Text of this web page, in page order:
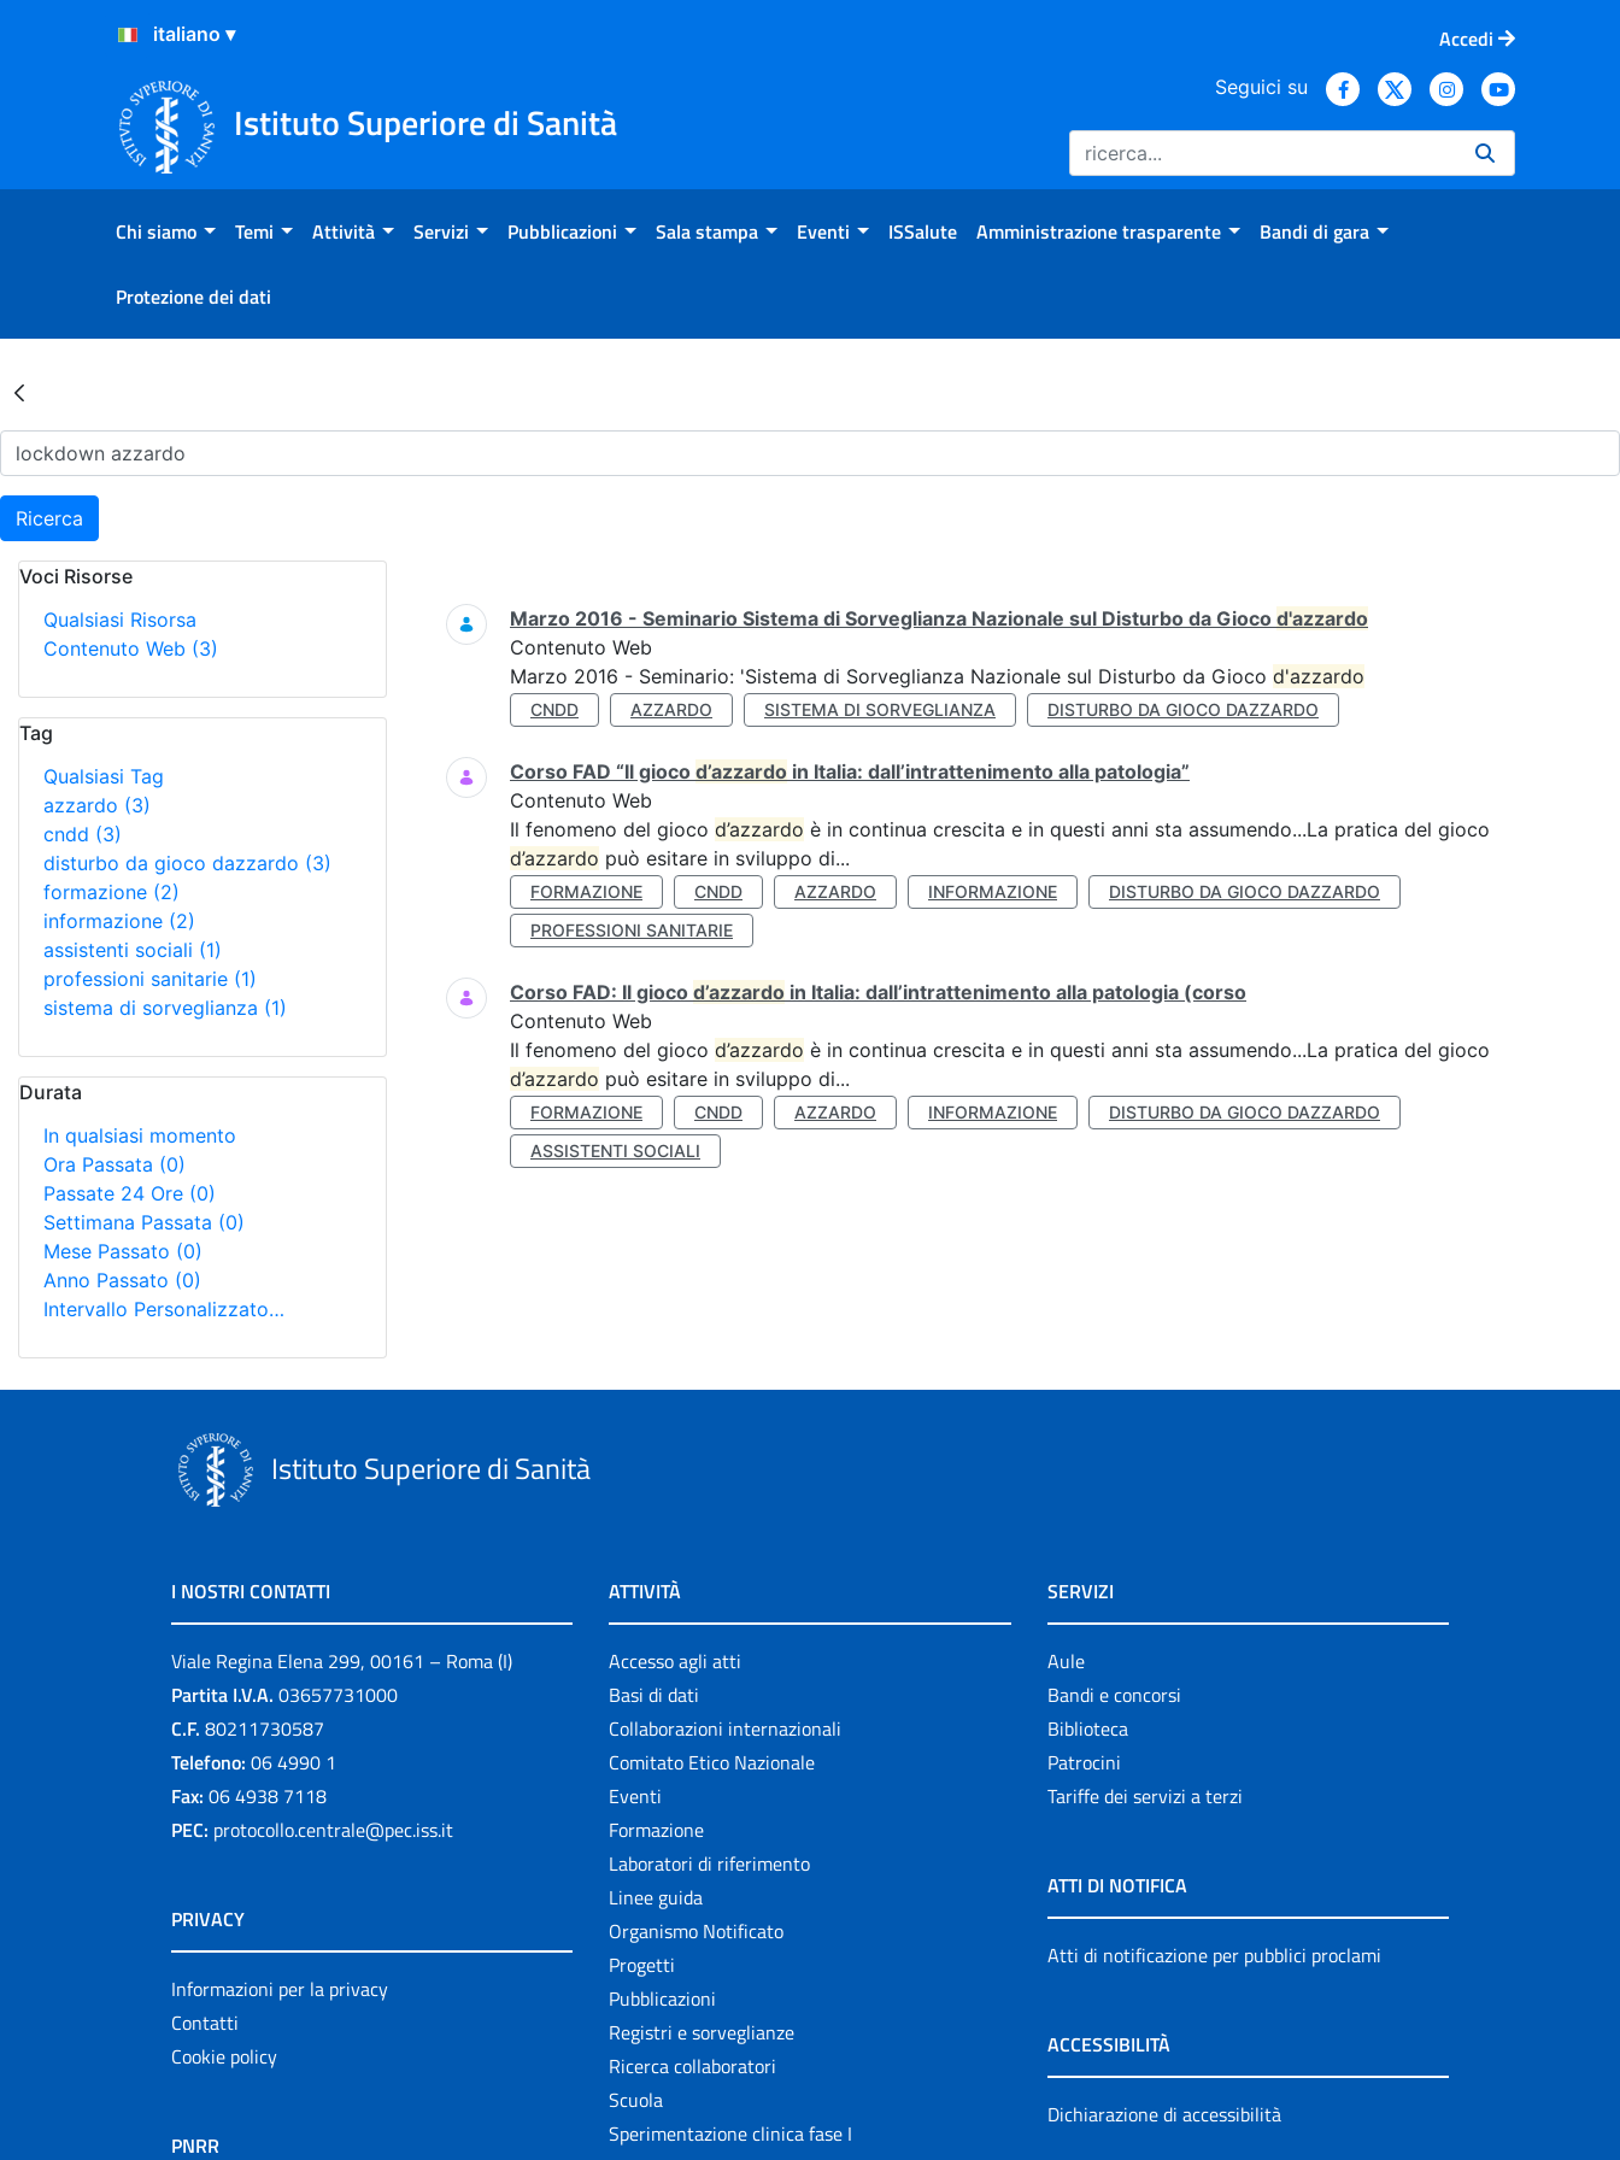
Salta al Contenuto
Salta al Footer
Accedi
Istituto Superiore di Sanità
Seguici su
Chi siamo Temi Attività Servizi Pubblicazioni Sala stampa Eventi ISSalute Amministrazione trasparente Bandi di gara
Protezione dei dati
Risultati della Ricerca - Archivio
Ricerca
Voci Risorse
Qualsiasi Risorsa
Contenuto Web (3)
Tag
Qualsiasi Tag
azzardo (3)
cndd (3)
disturbo da gioco dazzardo (3)
formazione (2)
informazione (2)
assistenti sociali (1)
professioni sanitarie (1)
sistema di sorveglianza (1)
Durata
In qualsiasi momento
Ora Passata (0)
Passate 24 Ore (0)
Settimana Passata (0)
Mese Passato (0)
Anno Passato (0)
Intervallo Personalizzato…
Ricerca
Marzo 2016 - Seminario Sistema di Sorveglianza Nazionale sul Disturbo da Gioco d'azzardo
Contenuto Web
Marzo 2016 - Seminario: 'Sistema di Sorveglianza Nazionale sul Disturbo da Gioco d'azzardo
CNDD AZZARDO SISTEMA DI SORVEGLIANZA DISTURBO DA GIOCO DAZZARDO
Corso FAD “Il gioco d’azzardo in Italia: dall’intrattenimento alla patologia”
Contenuto Web
Il fenomeno del gioco d’azzardo è in continua crescita e in questi anni sta assumendo...La pratica del gioco
d’azzardo può esitare in sviluppo di...
FORMAZIONE CNDD AZZARDO INFORMAZIONE
DISTURBO DA GIOCO DAZZARDO
PROFESSIONI SANITARIE
Corso FAD: Il gioco d’azzardo in Italia: dall’intrattenimento alla patologia (corso
Contenuto Web
Il fenomeno del gioco d’azzardo è in continua crescita e in questi anni sta assumendo...La pratica del gioco
d’azzardo può esitare in sviluppo di...
FORMAZIONE CNDD AZZARDO INFORMAZIONE
DISTURBO DA GIOCO DAZZARDO
ASSISTENTI SOCIALI
Istituto Superiore di Sanità
I NOSTRI CONTATTI
Viale Regina Elena 299, 00161 – Roma (I)
Partita I.V.A. 03657731000
C.F. 80211730587
Telefono: 06 4990 1
Fax: 06 4938 7118
PEC: protocollo.centrale@pec.iss.it
PRIVACY
Informazioni per la privacy
Contatti
Cookie policy
PNRR
ATTIVITÀ
Accesso agli atti
Basi di dati
Collaborazioni internazionali
Comitato Etico Nazionale
Eventi
Formazione
Laboratori di riferimento
Linee guida
Organismo Notificato
Progetti
Pubblicazioni
Registri e sorveglianze
Ricerca collaboratori
Scuola
Sperimentazione clinica fase I
SERVIZI
Aule
Bandi e concorsi
Biblioteca
Patrocini
Tariffe dei servizi a terzi
ATTI DI NOTIFICA
Atti di notificazione per pubblici proclami
ACCESSIBILITÀ
Dichiarazione di accessibilità